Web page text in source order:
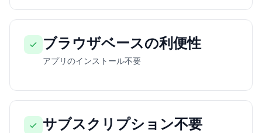
ブラウザベースの利便性
アプリのインストール不要
サブスクリプション不要